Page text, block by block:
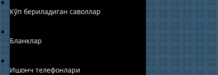
Кўп бериладиган саволлар
Бланклар
Ишонч телефонлари